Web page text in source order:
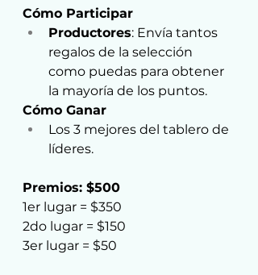
Cómo Participar
Productores: Envía tantos
regalos de la selección
como puedas para obtener
la mayoría de los puntos.
Cómo Ganar
Los 3 mejores del tablero de
líderes.
Premios: $500
1er lugar = $350
2do lugar = $150
3er lugar = $50